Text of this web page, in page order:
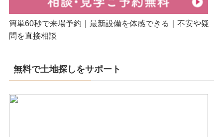
簡単60秒で来場予約｜最新設備を体感できる｜不安や疑
問を直接相談
無料で土地探しをサポート